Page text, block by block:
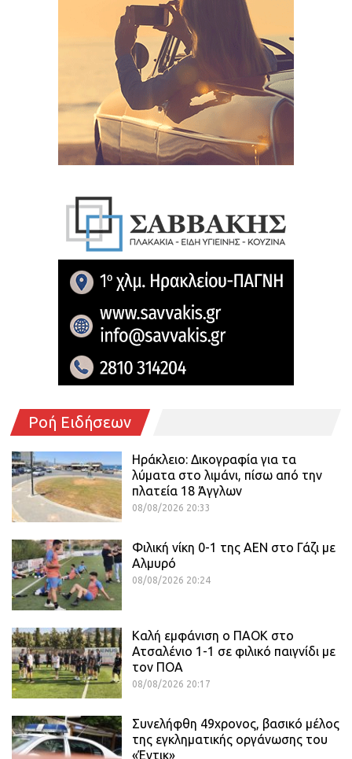
Ροή Ειδήσεων
Ηράκλειο: Δικογραφία για τα
λύματα στο λιμάνι, πίσω από την
πλατεία 18 Άγγλων
08/08/2026 20:33
Φιλική νίκη 0-1 της ΑΕΝ στο Γάζι με
Αλμυρό
08/08/2026 20:24
Καλή εμφάνιση ο ΠΑΟΚ στο
Ατσαλένιο 1-1 σε φιλικό παιγνίδι με
τον ΠΟΑ
08/08/2026 20:17
Συνελήφθη 49χρονος, βασικό μέλος
της εγκληματικής οργάνωσης του
«Έντικ»